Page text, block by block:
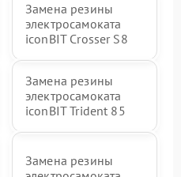
Замена резины
электросамоката
iconBIT Crosser S8
Замена резины
электросамоката
iconBIT Trident 85
Замена резины